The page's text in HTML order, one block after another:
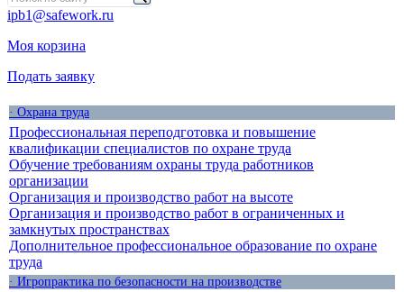
ipb1@safework.ru
Моя корзина
Подать заявку
· Охрана труда
Профессиональная переподготовка и повышение
квалификации специалистов по охране труда
Обучение требованиям охраны труда работников
организации
Организация и производство работ на высоте
Организация и производство работ в ограниченных и
замкнутых пространствах
Дополнительное профессиональное образование по охране
труда
· Игропрактика по безопасности на производстве